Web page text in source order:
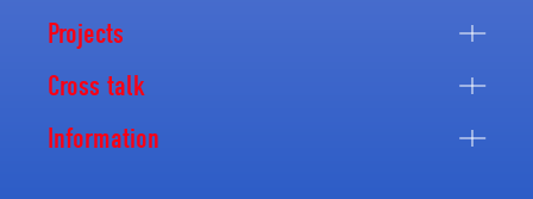
Projects
Cross talk
Information